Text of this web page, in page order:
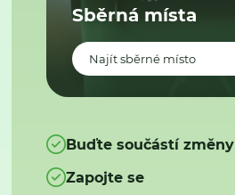
Sběrná místa
Najít sběrné místo
Buďte součástí změny
Zapojte se